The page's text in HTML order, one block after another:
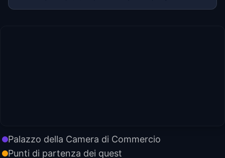
Palazzo della Camera di Commercio
Punti di partenza dei quest